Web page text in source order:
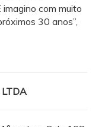
com muito
30 anos”,
LTDA